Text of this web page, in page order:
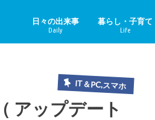
日々の出来事
Daily
暮らし・子育て
Life
IT＆PC,スマホ
アップデート